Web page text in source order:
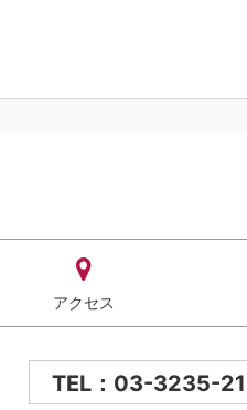
アクセス
TEL：03-3235-